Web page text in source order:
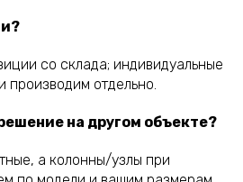
со склада; индивидуальные
производим отдельно.
на другом объекте?
а колонны/узлы при